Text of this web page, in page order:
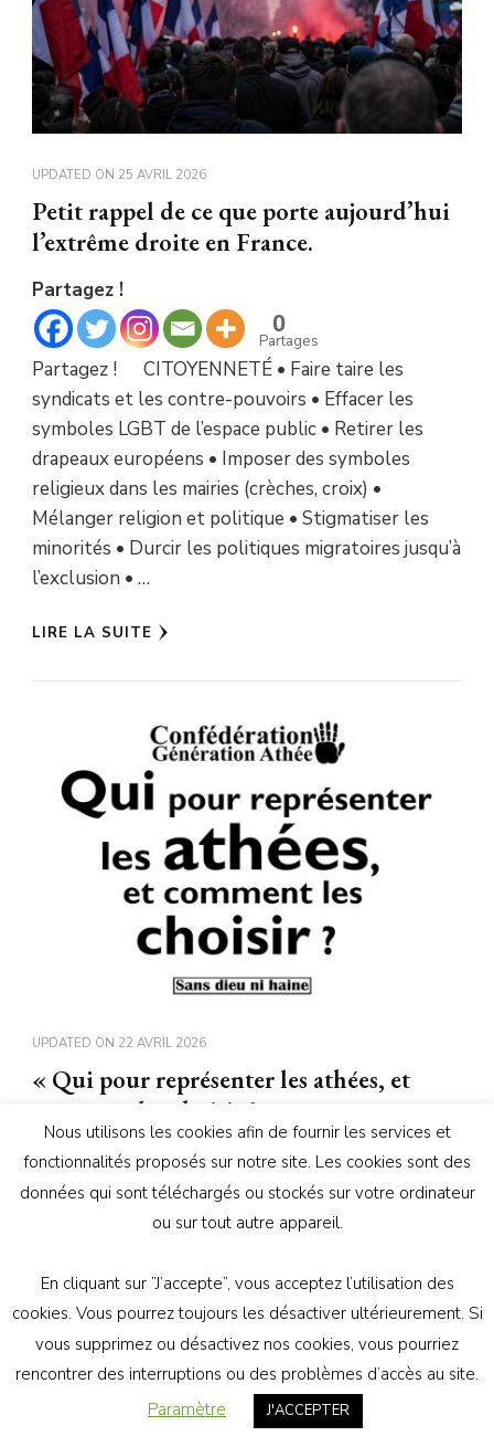
UPDATED ON 25 AVRIL 2026
Petit rappel de ce que porte aujourd’hui
l’extrême droite en France.
Partagez !
0
Partages
Partagez ! CITOYENNETÉ • Faire taire les
syndicats et les contre-pouvoirs • Effacer les
symboles LGBT de l’espace public • Retirer les
drapeaux européens • Imposer des symboles
religieux dans les mairies (crèches, croix) •
Mélanger religion et politique • Stigmatiser les
minorités • Durcir les politiques migratoires jusqu’à
l’exclusion • …
LIRE LA SUITE
UPDATED ON 22 AVRIL 2026
« Qui pour représenter les athées, et
comment les choisir ? »
Partagez !
0
Partagez ! Vous êtes de plus en plus
réalité simple : sans représentation, l’athéisme ne
pourra pas faire face aux ingérences
politico‑religieuses. Mais au‑delà de cette question,
d’autres se posent : « qui pour représenter les
athées, et comment les choisir ? » Dans mon …
Nous utilisons les cookies afin de fournir les services et
fonctionnalités proposés sur notre site. Les cookies sont des
données qui sont téléchargés ou stockés sur votre ordinateur
ou sur tout autre appareil.
En cliquant sur ”J’accepte”, vous acceptez l’utilisation des
cookies. Vous pourrez toujours les désactiver ultérieurement. Si
vous supprimez ou désactivez nos cookies, vous pourriez
rencontrer des interruptions ou des problèmes d’accès au site.
Paramètre
J'ACCEPTER